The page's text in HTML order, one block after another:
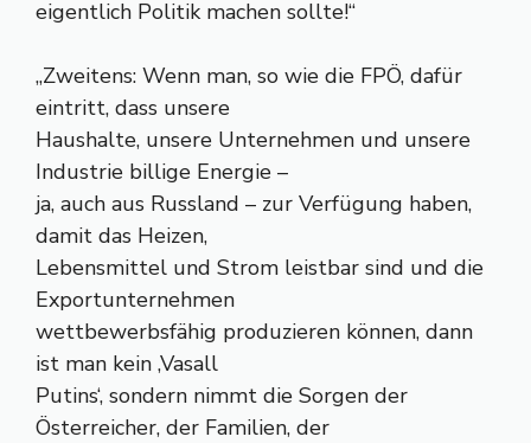
eigentlich Politik machen sollte!“
„Zweitens: Wenn man, so wie die FPÖ, dafür
eintritt, dass unsere
Haushalte, unsere Unternehmen und unsere
Industrie billige Energie –
ja, auch aus Russland – zur Verfügung haben,
damit das Heizen,
Lebensmittel und Strom leistbar sind und die
Exportunternehmen
wettbewerbsfähig produzieren können, dann
ist man kein ‚Vasall
Putins‘, sondern nimmt die Sorgen der
Österreicher, der Familien, der